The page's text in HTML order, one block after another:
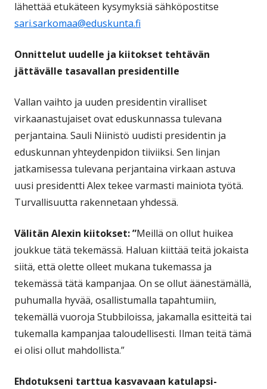
lähettää etukäteen kysymyksiä sähköpostitse
sari.sarkomaa@eduskunta.fi
Onnittelut uudelle ja kiitokset tehtävän
jättävälle tasavallan presidentille
Vallan vaihto ja uuden presidentin viralliset
virkaanastujaiset ovat eduskunnassa tulevana
perjantaina. Sauli Niinistö uudisti presidentin ja
eduskunnan yhteydenpidon tiiviiksi. Sen linjan
jatkamisessa tulevana perjantaina virkaan astuva
uusi presidentti Alex tekee varmasti mainiota työtä.
Turvallisuutta rakennetaan yhdessä.
Välitän Alexin kiitokset: ”Meillä on ollut huikea
joukkue tätä tekemässä. Haluan kiittää teitä jokaista
siitä, että olette olleet mukana tukemassa ja
tekemässä tätä kampanjaa. On se ollut äänestämällä,
puhumalla hyvää, osallistumalla tapahtumiin,
tekemällä vuoroja Stubbiloissa, jakamalla esitteitä tai
tukemalla kampanjaa taloudellisesti. Ilman teitä tämä
ei olisi ollut mahdollista.”
Ehdotukseni tarttua kasvavaan katulapsi-